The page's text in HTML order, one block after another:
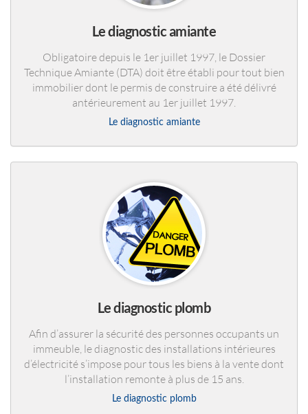
Le diagnostic amiante
Obligatoire depuis le 1er juillet 1997, le Dossier
Technique Amiante (DTA) doit être établi pour tout bien
immobilier dont le permis de construire a été délivré
antérieurement au 1er juillet 1997.
Le diagnostic amiante
Le diagnostic plomb
Afin d’assurer la sécurité des personnes occupants un
immeuble, le diagnostic des installations intérieures
d’électricité s’impose pour tous les biens à la vente dont
l’installation remonte à plus de 15 ans.
Le diagnostic plomb